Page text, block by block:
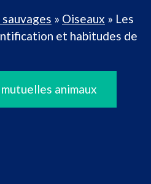
sauvages » Oiseaux » Les
et habitudes de
animaux